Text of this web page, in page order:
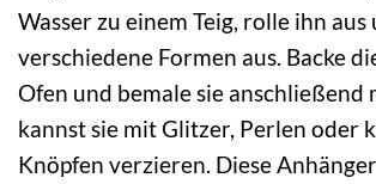
Wasser zu einem Teig, rolle ihn aus
verschiedene Formen aus. Backe
Ofen und bemale sie anschließend
kannst sie mit Glitzer, Perlen oder
Knöpfen verzieren. Diese